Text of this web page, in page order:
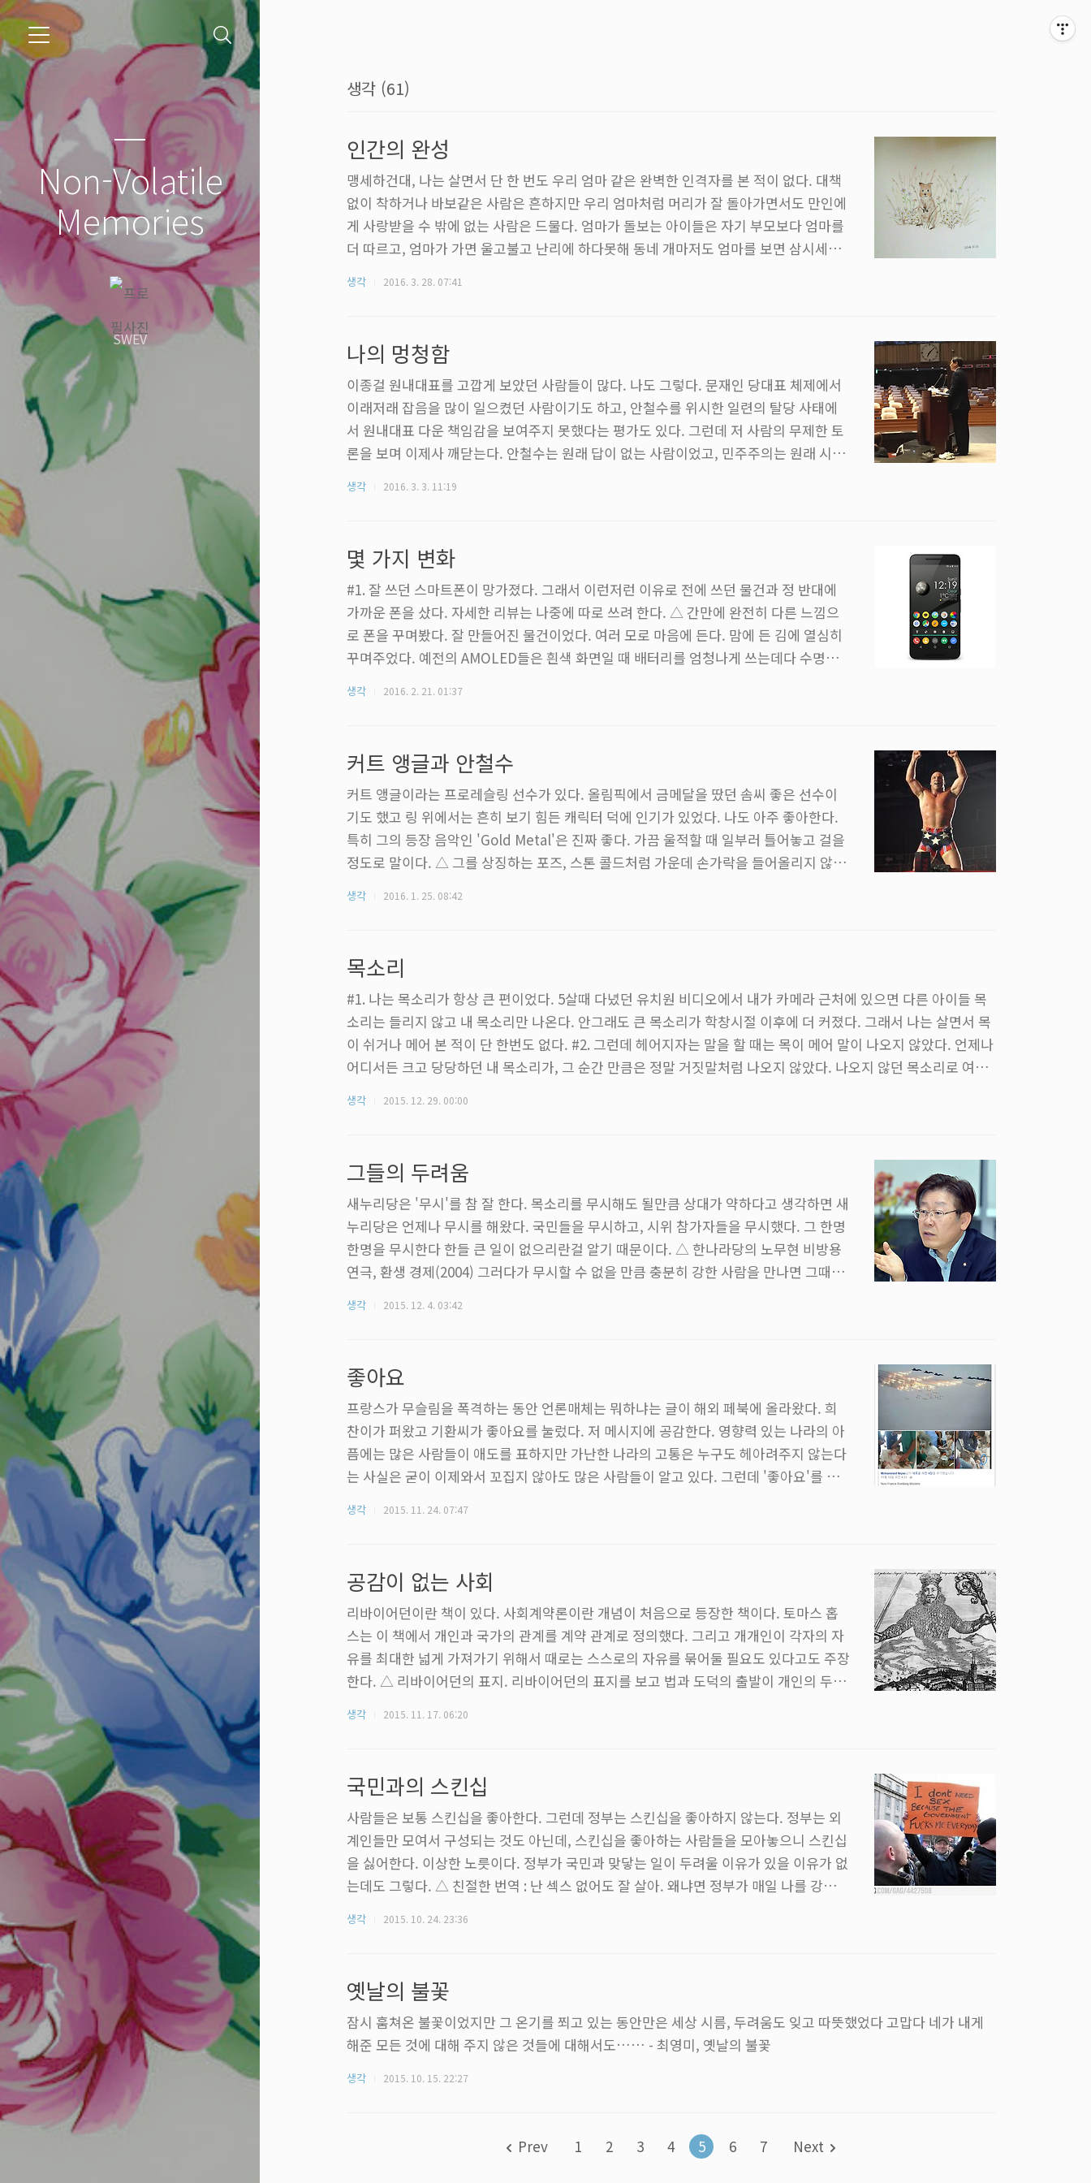
Non-Volatile
Memories
SWEV
생각 (61)
인간의 완성
맹세하건대, 나는 살면서 단 한 번도 우리 엄마 같은 완벽한 인격자를 본 적이 없다. 대책
없이 착하거나 바보같은 사람은 흔하지만 우리 엄마처럼 머리가 잘 돌아가면서도 만인에
게 사랑받을 수 밖에 없는 사람은 드물다. 엄마가 돌보는 아이들은 자기 부모보다 엄마를
더 따르고, 엄마가 가면 울고불고 난리에 하다못해 동네 개마저도 엄마를 보면 삼시세끼
들 피부로 느끼고 있기 때문이리라. 엄마를 보며 나는 '인간의 완성'이라는 말을 자주 떠
에 들러 엄마와 아침밥을 먹으면서 결혼이나 연애쪽으로는 이젠 뭔가 마음이 전혀 움직이
질 않는다는 이야기를 했..
생각 2016. 3. 28. 07:41
나의 멍청함
이종걸 원내대표를 고깝게 보았던 사람들이 많다. 나도 그렇다. 문재인 당대표 체제에서
이래저래 잡음을 많이 일으켰던 사람이기도 하고, 안철수를 위시한 일련의 탈당 사태에
서 원내대표 다운 책임감을 보여주지 못했다는 평가도 있다. 그런데 저 사람의 무제한 토
론을 보며 이제사 깨닫는다. 안철수는 원래 답이 없는 사람이었고, 민주주의는 원래 시끄
이상할 노릇이겠지. 사람이 몇 명인데 다 같을리가 있겠나. 그게 민주주의다. 시끄럽고,
는 열두시간이 넘는 긴 시간동안 젊지 않은 나이에 지쳐가는 몸을 달래며 자신의 신념을
토해냈다. 편한 신발을 ..
생각 2016. 3. 3. 11:19
몇 가지 변화
#1. 잘 쓰던 스마트폰이 망가졌다. 그래서 이런저런 이유로 전에 쓰던 물건과 정 반대에
가까운 폰을 샀다. 자세한 리뷰는 나중에 따로 쓰려 한다. △ 간만에 완전히 다른 느낌으
로 폰을 꾸며봤다. 잘 만들어진 물건이었다. 여러 모로 마음에 든다. 맘에 든 김에 열심히
꾸며주었다. 예전의 AMOLED들은 흰색 화면일 때 배터리를 엄청나게 쓰는데다 수명까
색이든 차이가 없단다. 삼성 갤럭시 노트인가 S6 리뷰에서 차이가 없다는 걸 본 것 같기는
보기 귀찮았다. 그냥 까만 폰에 까만 테마 가는거지 뭐 하는 생각으로 막 만들었다. 반나
절 즈음 만지..
생각 2016. 2. 21. 01:37
커트 앵글과 안철수
커트 앵글이라는 프로레슬링 선수가 있다. 올림픽에서 금메달을 땄던 솜씨 좋은 선수이
기도 했고 링 위에서는 흔히 보기 힘든 캐릭터 덕에 인기가 있었다. 나도 아주 좋아한다.
특히 그의 등장 음악인 'Gold Metal'은 진짜 좋다. 가끔 울적할 때 일부러 틀어놓고 걸을
정도로 말이다. △ 그를 상징하는 포즈, 스톤 콜드처럼 가운데 손가락을 들어올리지 않아
'You Suck'이란 단어의 존재가 가장 클 것이라는 생각을 한다. 원래는 엣지가 커트 앵글
uck을 외치던 것이 시초인데, 어느 순간 부턴가 모든 관중들이 특별한 이유 ..
생각 2016. 1. 25. 08:42
목소리
#1. 나는 목소리가 항상 큰 편이었다. 5살때 다녔던 유치원 비디오에서 내가 카메라 근처에 있으면 다른 아이들 목
소리는 들리지 않고 내 목소리만 나온다. 안그래도 큰 목소리가 학창시절 이후에 더 커졌다. 그래서 나는 살면서 목
이 쉬거나 메어 본 적이 단 한번도 없다. #2. 그런데 헤어지자는 말을 할 때는 목이 메어 말이 나오지 않았다. 언제나
어디서든 크고 당당하던 내 목소리가, 그 순간 만큼은 정말 거짓말처럼 나오지 않았다. 나오지 않던 목소리로 여러
나도 힘들었지만, 여러 번 들어야만 했던 당신이 더 아팠다는 것을 나는 알고 있다. #3. 몇 달이 흘렀다. 더 이상은
생각 2015. 12. 29. 00:00
그들의 두려움
새누리당은 '무시'를 참 잘 한다. 목소리를 무시해도 될만큼 상대가 약하다고 생각하면 새
누리당은 언제나 무시를 해왔다. 국민들을 무시하고, 시위 참가자들을 무시했다. 그 한명
한명을 무시한다 한들 큰 일이 없으리란걸 알기 때문이다. △ 한나라당의 노무현 비방용
연극, 환생 경제(2004) 그러다가 무시할 수 없을 만큼 충분히 강한 사람을 만나면 그때부
는 캐릭터로 그려낸 연극을 공연하며 사람들의 비웃음을 사도록 만들었다. 그리고 그 방
다. 사람들은 노무현을 우습게 여겼지만 정작 노무현을 우스운 사람으로 만들었던 새누
리당은 항상 그를 두려워했다...
생각 2015. 12. 4. 03:42
좋아요
프랑스가 무슬림을 폭격하는 동안 언론매체는 뭐하냐는 글이 해외 페북에 올라왔다. 희
찬이가 퍼왔고 기환씨가 좋아요를 눌렀다. 저 메시지에 공감한다. 영향력 있는 나라의 아
픔에는 많은 사람들이 애도를 표하지만 가난한 나라의 고통은 누구도 헤아려주지 않는다
는 사실은 굳이 이제와서 꼬집지 않아도 많은 사람들이 알고 있다. 그런데 '좋아요'를 누
는 단어를 써서 공감을 나타내라니. 저 참담한 기사를 접한 보통 사람들의 마음이 고작
있다. 그러나 뭔가 뒷맛이 개운치 않다. 모든 대화와 소통이 빠르게 진행되는 세상이 온
뒤, 사람들은 조금 간단한 방..
생각 2015. 11. 24. 07:47
공감이 없는 사회
리바이어던이란 책이 있다. 사회계약론이란 개념이 처음으로 등장한 책이다. 토마스 홉
스는 이 책에서 개인과 국가의 관계를 계약 관계로 정의했다. 그리고 개개인이 각자의 자
유를 최대한 넓게 가져가기 위해서 때로는 스스로의 자유를 묶어둘 필요도 있다고도 주장
한다. △ 리바이어던의 표지. 리바이어던의 표지를 보고 법과 도덕의 출발이 개인의 두려
수 없다. 그렇기에 법과 도덕이라는 굴레를 만들어 스스로를 가둔다. 그 법과 도덕을 휘둘
의 삶이기에 다른 다른 사람의 고통이나 아픔을 이해하지 못하는 사람에게 올바른 법적,
도덕적 판단을 기대할 수는 없다. 이..
생각 2015. 11. 17. 06:20
국민과의 스킨십
사람들은 보통 스킨십을 좋아한다. 그런데 정부는 스킨십을 좋아하지 않는다. 정부는 외
계인들만 모여서 구성되는 것도 아닌데, 스킨십을 좋아하는 사람들을 모아놓으니 스킨십
을 싫어한다. 이상한 노릇이다. 정부가 국민과 맞닿는 일이 두려울 이유가 있을 이유가 없
는데도 그렇다. △ 친절한 번역 : 난 섹스 없어도 잘 살아. 왜냐면 정부가 매일 나를 강간하
당에 손 좀 잡지 않는다고 큰일이야 나겠는가. 그런데 거기서 끝이 아니다. 강간을 하려
국정교과서를 만들고, 국민의 주머니를 강간하기 위해 세금을 올린다. 사람과 참 비슷하
다는 생각이 든다. ..
생각 2015. 10. 24. 23:36
옛날의 불꽃
잠시 훔쳐온 불꽃이었지만 그 온기를 쬐고 있는 동안만은 세상 시름, 두려움도 잊고 따뜻했었다 고맙다 네가 내게
해준 모든 것에 대해 주지 않은 것들에 대해서도…… - 최영미, 옛날의 불꽃
생각 2015. 10. 15. 22:27
Prev 1 2 3 4 5 6 7 Next